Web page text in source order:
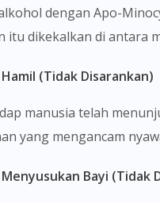
dengan Apo-
itu dikekalkan di antara
Hamil (Tidak Disarankan)
manusia telah
yang mengancam
Menyusukan Bayi (Tidak